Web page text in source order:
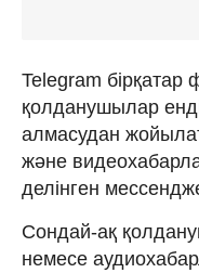
Telegram
қолданушылар
алмасудан
және
делінген
Сондай-ақ
немесе